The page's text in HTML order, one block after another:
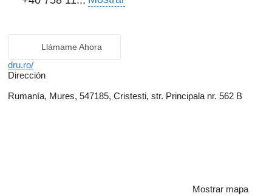
Llámame Ahora
dru.ro/
Dirección
Rumanía, Mures, 547185, Cristesti, str. Principala nr. 562 B
Mostrar mapa